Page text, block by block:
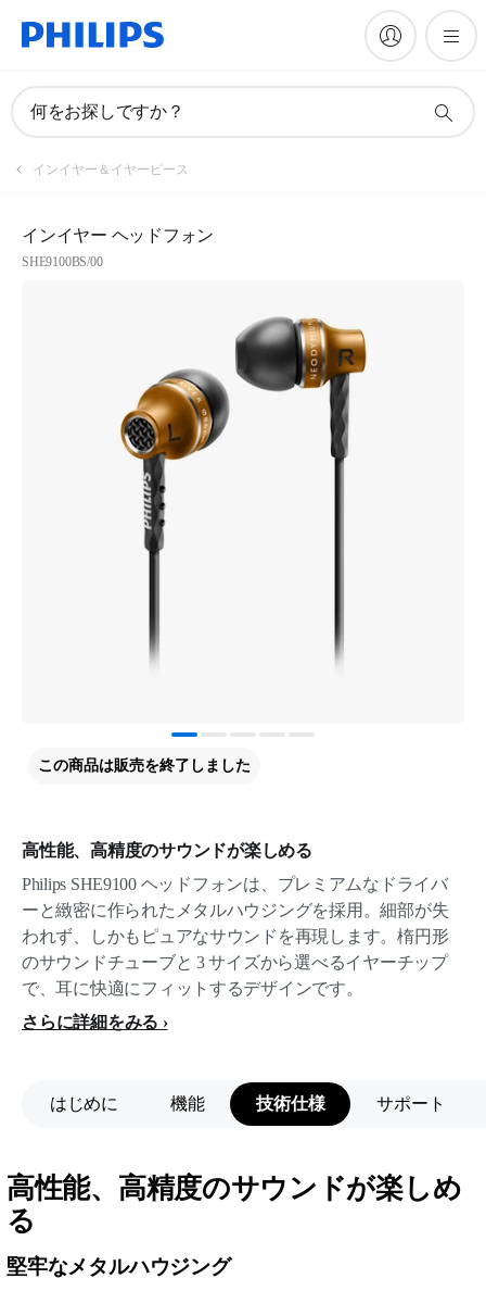
何をお探しですか？
インイヤー＆イヤーピース
インイヤー ヘッドフォン
SHE9100BS/00
高性能、高精度のサウンドが楽しめる
Philips SHE9100 ヘッドフォンは、プレミアムなドライバ
ーと緻密に作られたメタルハウジングを採用。細部が失
われず、しかもピュアなサウンドを再現します。楕円形
のサウンドチューブと 3 サイズから選べるイヤーチップ
で、耳に快適にフィットするデザインです。
さらに詳細をみる
この商品は販売を終了しました
はじめに 機能 技術仕様 サポート
高性能、高精度のサウンドが楽しめ
る
堅牢なメタルハウジング